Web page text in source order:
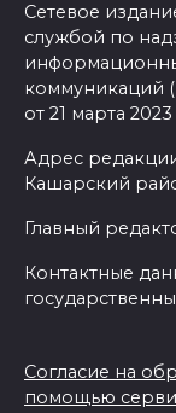
Сетевое
службой по
коммуникаций
от 21 марта 2023
Адрес
Кашарский
Главный
Контактные
Согласие на
помощью